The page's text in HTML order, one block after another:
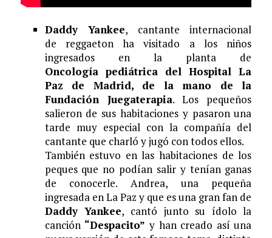
Daddy Yankee, cantante internacional
de reggaeton ha visitado a los niños
ingresados en la planta de
Oncología pediátrica del Hospital La
Paz de Madrid, de la mano de la
Fundación Juegaterapia. Los pequeños
salieron de sus habitaciones y pasaron una
tarde muy especial con la compañía del
cantante que charlóy jugó con todos ellos.
También estuvo en las habitaciones de los
peques que no podían salir y tenían ganas
de conocerle. Andrea, una pequeña
ingresada en La Paz y que es una gran fan de
Daddy Yankee, cantó junto su ídolo la
canción “Despacito” y han creado así una